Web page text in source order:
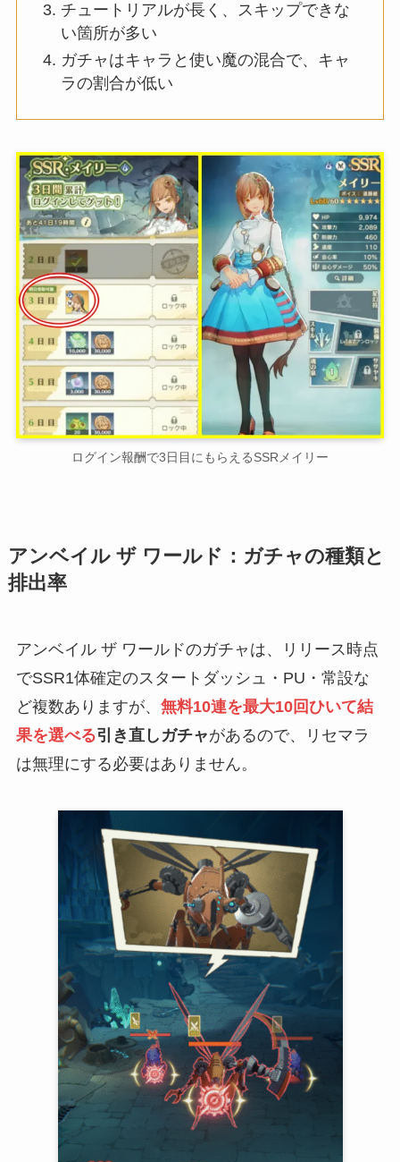
チュートリアルが長く、スキップできな
い箇所が多い
ガチャはキャラと使い魔の混合で、キャ
ラの割合が低い
ログイン報酬で3日目にもらえるSSRメイリー
アンベイル ザ ワールド：ガチャの種類と
排出率
アンベイル ザ ワールドのガチャは、リリース時点
でSSR1体確定のスタートダッシュ・PU・常設な
ど複数ありますが、 無料10連を最大10回ひいて結
果を選べる引き直しガチャがあるので、リセマラ
は無理にする必要はありません。